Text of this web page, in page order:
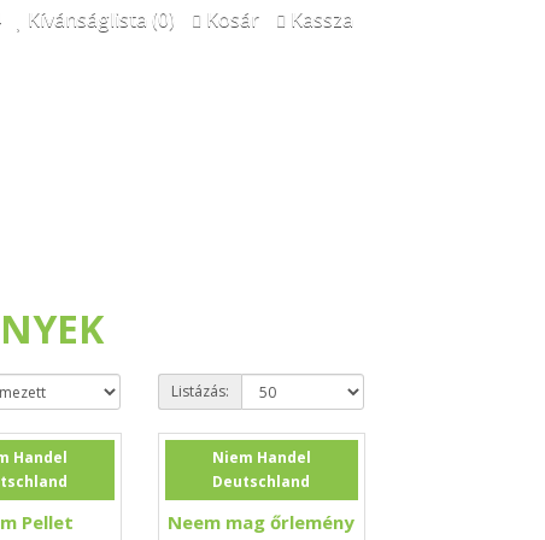
Kívánságlista (0) Kosár Kassza
Listázás:
Handel
Pellet
Niem Handel
Deutschland
Neem mag őrlemény